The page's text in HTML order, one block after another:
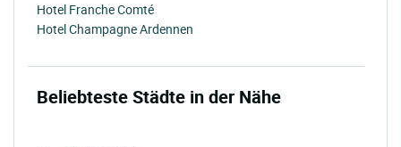
Hotel Franche Comté
Hotel Champagne Ardennen
Beliebteste Städte in der Nähe